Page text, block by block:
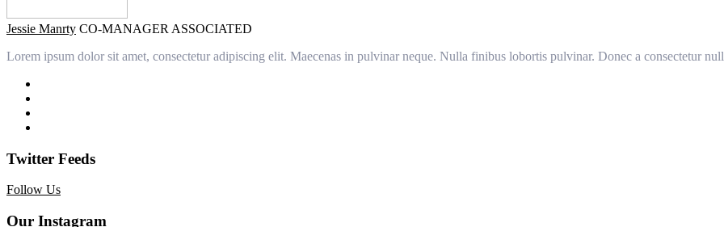
Jessie Manrty CO-MANAGER ASSOCIATED
Lorem ipsum dolor sit amet, consectetur adipiscing elit. Maecenas in pulvinar neque. Nulla finibus lobortis pulvinar. Donec a consectetur
Twitter Feeds
Follow Us
Our Instagram